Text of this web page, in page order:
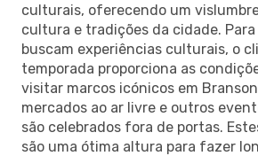
culturais, oferecendo um
cultura e tradições da cidade.
buscam experiências culturais, o
temporada proporciona as
visitar marcos icónicos em
mercados ao ar livre e outros
são celebrados fora de portas.
são uma ótima altura para fazer